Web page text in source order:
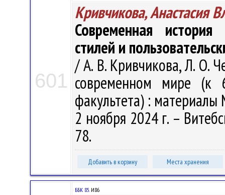
601
Кривчикова, Анастасия
Современная
стилей и
/ А. В. Кривчикова, Л. О.
современном мире (к
факультета) : материалы
2 ноября 2024 г. –
78.
Добавить в корзину Места хранения
ББК 85.И86